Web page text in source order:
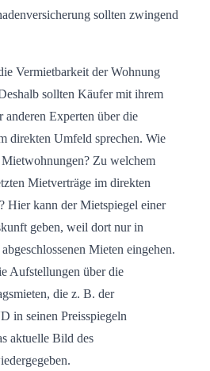
sollten zwingend
Vermietbarkeit der Wohnung
sollten Käufer mit ihrem
Experten über die
direkten Umfeld sprechen. Wie
Zu welchem
Mietverträge im direkten
Hier kann der Mietspiegel einer
geben, weil dort nur in
Mieten eingehen.
Aufstellungen über die
die z. B. der
in seinen Preisspiegeln
aktuelle Bild des